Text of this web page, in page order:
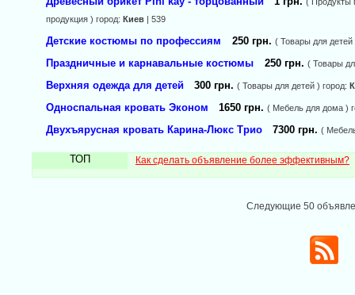
продукция ) город: Киев| 539
Детские костюмы по профессиям 250 грн. ( Товары для детей
Праздничные и карнавальные костюмы 250 грн. ( Товары
Верхняя одежда для детей 300 грн. ( Товары для детей ) город:
Односпальная кровать Эконом 1650 грн. ( Мебель для дома )
Двухъярусная кровать Карина-Люкс Трио 7300 грн. (
ТОП Как сделать объявление более эффективным?
Следующие 50